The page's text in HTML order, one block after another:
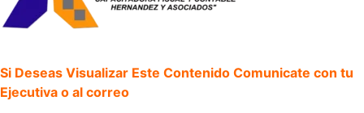
Si Deseas Visualizar Este Contenido Comunicate con tu
Ejecutiva o al correo